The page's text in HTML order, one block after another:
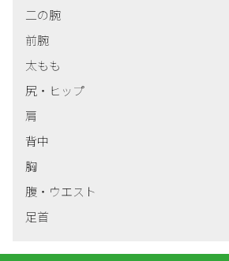
二の腕
前腕
太もも
尻・ヒップ
肩
背中
胸
腹・ウエスト
足首